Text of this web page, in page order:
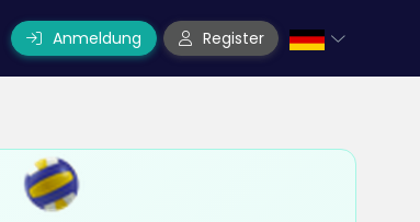
Anmeldung Register